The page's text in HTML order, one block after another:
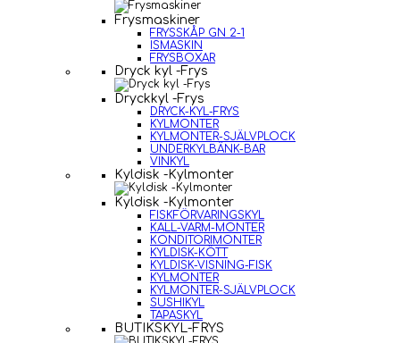
Frysmaskiner
FRYSSKÅP GN 2-1
ISMASKIN
FRYSBOXAR
Dryck kyl -Frys
Dryckkyl -Frys
DRYCK-KYL-FRYS
KYLMONTER
KYLMONTER-SJÄLVPLOCK
UNDERKYLBÄNK-BAR
VINKYL
Kyldisk -Kylmonter
Kyldisk -Kylmonter
FISKFÖRVARINGSKYL
KALL-VARM-MONTER
KONDITORIMONTER
KYLDISK-KÖTT
KYLDISK-VISNING-FISK
KYLMONTER
KYLMONTER-SJÄLVPLOCK
SUSHIKYL
TAPASKYL
BUTIKSKYL-FRYS